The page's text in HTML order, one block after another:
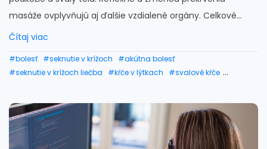
masáže ovplyvňujú aj ďalšie vzdialené orgány. Celkové...
Čítaj viac
#bolesť #seknutie v krížoch
#akútna bolesť
#seknutie v krížoch liečba
#kŕče v lýtkach
#svalové kŕče
#svaly chodidla
#svaly ramena
#svaly tela
#natiahnutý sval na krku
#bolesť svalov na krku
#stuhnuté svalstvo na krku